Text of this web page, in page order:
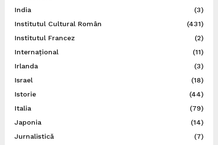
India
(3)
Institutul Cultural Român
(431)
Institutul Francez
(2)
Internațional
(11)
Irlanda
(3)
Israel
(18)
Istorie
(44)
Italia
(79)
Japonia
(14)
Jurnalistică
(7)